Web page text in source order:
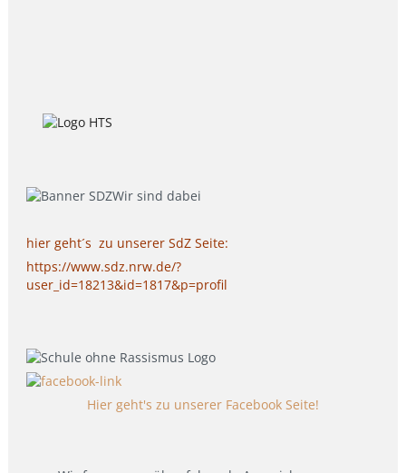
hier geht´s zu unserer SdZ Seite:
https://www.sdz.nrw.de/?
user_id=18213&id=1817&p=profil
Hier geht's zu unserer Facebook Seite!